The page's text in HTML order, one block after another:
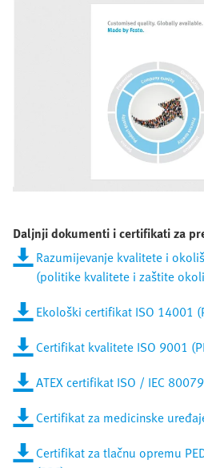
Daljnji dokumenti i certifikati za
Razumijevanje kvalitete i
(politike kvalitete i zaštite
Ekološki certifikat ISO 14001
Certifikat kvalitete ISO 9001
ATEX certifikat ISO / IEC
Certifikat za medicinske
Certifikat za tlačnu opremu